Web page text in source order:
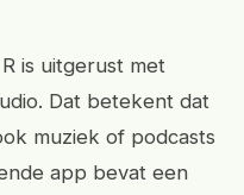
is uitgerust met
Dat betekent dat
muziek of podcasts
app bevat een